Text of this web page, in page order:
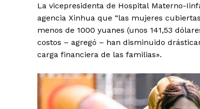
La vicepresidenta de Hospital Materno-
agencia Xinhua que “las mujeres
menos de 1000 yuanes (unos 141,53
costos – agregó – han disminuido
carga financiera de las familias».